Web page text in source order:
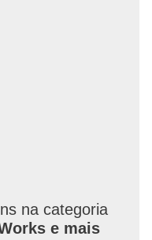
na categoria
e mais